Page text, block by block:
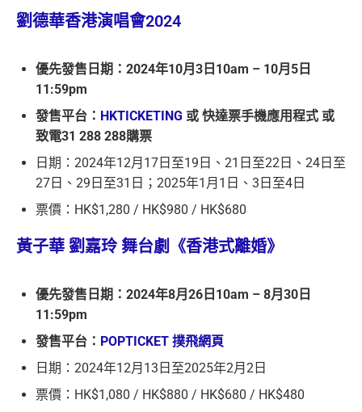
劉德華香港演唱會2024
優先發售日期：2024年10月3日10am – 10月5日
11:59pm
發售平台： HKTICKETING 或 快達票手機應用程式 或
致電31 288 288購票
日期：2024年12月17日至19日、21日至22日、24日至
27日、29日至31日；2025年1月1日、3日至4日
票價：HK$1,280 / HK$980 / HK$680
黃子華 劉嘉玲 舞台劇《香港式離婚》
優先發售日期：2024年8月26日10am – 8月30日
11:59pm
發售平台： POPTICKET 撲飛網頁
日期：2024年12月13日至2025年2月2日
票價：HK$1,080 / HK$880 / HK$680 / HK$480